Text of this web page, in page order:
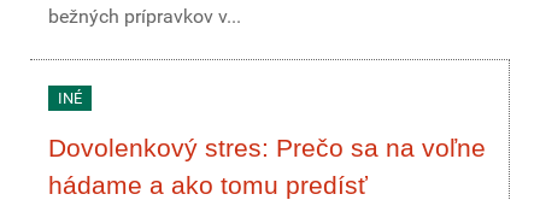
bežných prípravkov v...
INÉ
Dovolenkový stres: Prečo sa na voľne
hádame a ako tomu predísť